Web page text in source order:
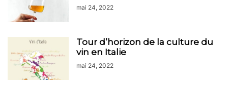
mai 24, 2022
Tour d’horizon de la culture du
vin en Italie
mai 24, 2022